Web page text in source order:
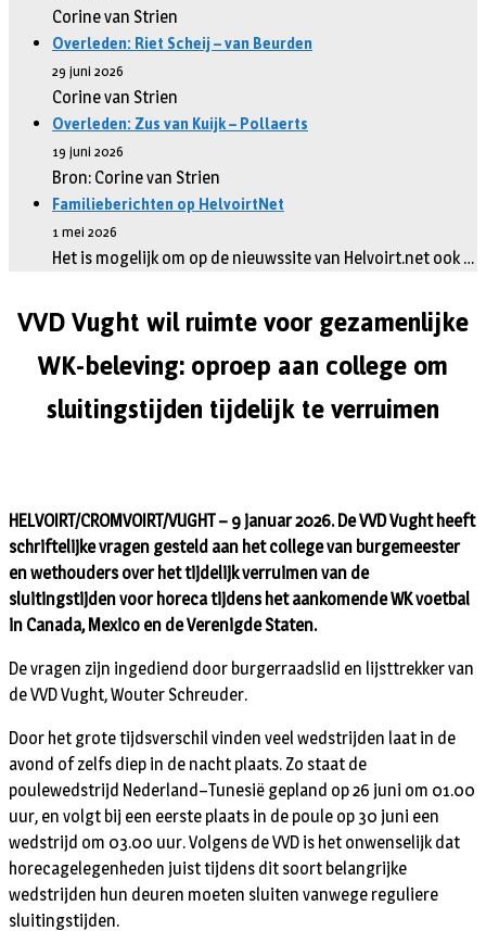
Corine van Strien
Overleden: Riet Scheij – van Beurden
29 juni 2026
Corine van Strien
Overleden: Zus van Kuijk – Pollaerts
19 juni 2026
Bron: Corine van Strien
Familieberichten op HelvoirtNet
1 mei 2026
Het is mogelijk om op de nieuwssite van Helvoirt.net ook …
VVD Vught wil ruimte voor gezamenlijke
WK-beleving: oproep aan college om
sluitingstijden tijdelijk te verruimen
HELVOIRT/CROMVOIRT/VUGHT – 9 januar 2026. De VVD Vught heeft
schriftelijke vragen gesteld aan het college van burgemeester
en wethouders over het tijdelijk verruimen van de
sluitingstijden voor horeca tijdens het aankomende WK voetbal
in Canada, Mexico en de Verenigde Staten.
De vragen zijn ingediend door burgerraadslid en lijsttrekker van
de VVD Vught, Wouter Schreuder.
Door het grote tijdsverschil vinden veel wedstrijden laat in de
avond of zelfs diep in de nacht plaats. Zo staat de
poulewedstrijd Nederland–Tunesië gepland op 26 juni om 01.00
uur, en volgt bij een eerste plaats in de poule op 30 juni een
wedstrijd om 03.00 uur. Volgens de VVD is het onwenselijk dat
horecagelegenheden juist tijdens dit soort belangrijke
wedstrijden hun deuren moeten sluiten vanwege reguliere
sluitingstijden.